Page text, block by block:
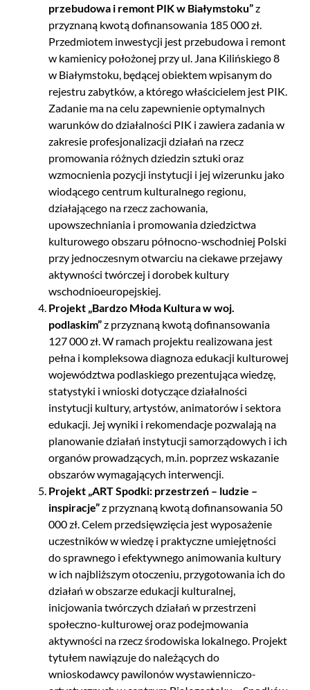
przebudowa i remont PIK w Białymstoku”z
przyznaną kwotą dofinansowania 185 000 zł.
Przedmiotem inwestycji jest przebudowa i remont
w kamienicy położonej przy ul. Jana Kilińskiego 8
w Białymstoku, będącej obiektem wpisanym do
rejestru zabytków, a którego właścicielem jest PIK.
Zadanie ma na celu zapewnienie optymalnych
warunków do działalności PIK i zawiera zadania w
zakresie profesjonalizacji działań na rzecz
promowania różnych dziedzin sztuki oraz
wzmocnienia pozycji instytucji i jej wizerunku jako
wiodącego centrum kulturalnego regionu,
działającego na rzecz zachowania,
upowszechniania i promowania dziedzictwa
kulturowego obszaru północno-wschodniej Polski
przy jednoczesnym otwarciu na ciekawe przejawy
aktywności twórczej i dorobek kultury
wschodnioeuropejskiej.
Projekt „Bardzo Młoda Kultura w woj.
podlaskim”z przyznaną kwotą dofinansowania
127 000 zł. W ramach projektu realizowana jest
pełna i kompleksowa diagnoza edukacji kulturowej
województwa podlaskiego prezentująca wiedzę,
statystyki i wnioski dotyczące działalności
instytucji kultury, artystów, animatorów i sektora
edukacji. Jej wyniki i rekomendacje pozwalają na
planowanie działań instytucji samorządowych i ich
organów prowadzących, m.in. poprzez wskazanie
obszarów wymagających interwencji.
Projekt „ART Spodki: przestrzeń – ludzie –
inspiracje”z przyznaną kwotą dofinansowania 50
000 zł. Celem przedsięwzięcia jest wyposażenie
uczestników w wiedzę i praktyczne umiejętności
do sprawnego i efektywnego animowania kultury
w ich najbliższym otoczeniu, przygotowania ich do
działań w obszarze edukacji kulturalnej,
inicjowania twórczych działań w przestrzeni
społeczno-kulturowej oraz podejmowania
aktywności na rzecz środowiska lokalnego. Projekt
tytułem nawiązuje do należących do
wnioskodawcy pawilonów wystawienniczo-